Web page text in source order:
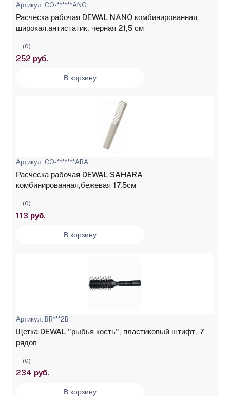
Артикул: CO-******ANO
Расческа рабочая DEWAL NANO комбинированная,
широкая,антистатик, черная 21,5 см
(0)
252 руб.
В корзину
Артикул: CO-*******ARA
Расческа рабочая DEWAL SAHARA
комбинированная,бежевая 17,5см
(0)
113 руб.
В корзину
Артикул: BR***2B
Щетка DEWAL "рыбья кость", пластиковый штифт, 7
рядов
(0)
234 руб.
В корзину